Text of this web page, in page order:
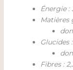
Énergie :
Matières
Glucides
Fibres :